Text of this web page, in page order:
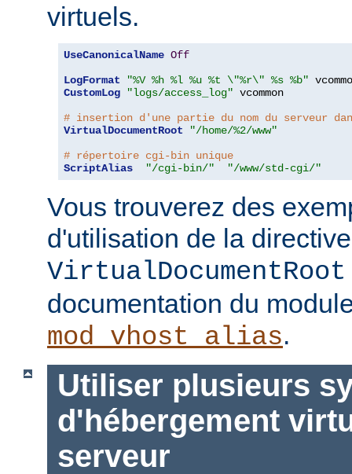
virtuels.
UseCanonicalName Off
LogFormat
"%V %h %l %u %t \"%r\" %s %b"
CustomLog
"logs/access_log" vcommon
# insertion d'une partie du nom du serveur
VirtualDocumentRoot
"/home/%2/www"
# répertoire cgi-bin unique
ScriptAlias
"/cgi-bin/" "/www/std-cgi/"
Vous trouverez des
d'utilisation de la directive
VirtualDocumentRoot
documentation du
mod_vhost_alias.
Utiliser plusieurs
d'hébergement
serveur